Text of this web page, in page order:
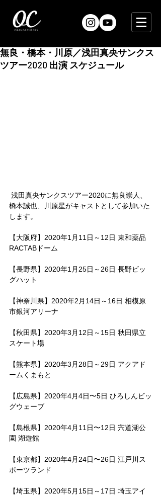
無良・橋本・川原／浅田真央サンクス
ツアー2020 出演 スケジュール
橋本誠也、川原星がキャストとして参加いた
します。
【大阪府】2020年1月11日～12日 東和薬品
RACTABドーム
【長野県】2020年1月25日～26日 長野ビッ
グハット
【神奈川県】2020年2月14日～16日 相模原
市銀河アリーナ
【秋田県】2020年3月12日～15日 秋田県立
スケート場
【熊本県】2020年3月28日～29日 アクアド
ームくまもと
【広島県】2020年4月4日〜5日 ひろしんビッ
グウェーブ
【島根県】2020年4月11日〜12日 宍道湖公
園 湖遊館
【東京都】2020年4月24日〜26日 江戸川ス
ポーツランド
【埼玉県】2020年5月15日～17日 埼玉アイ